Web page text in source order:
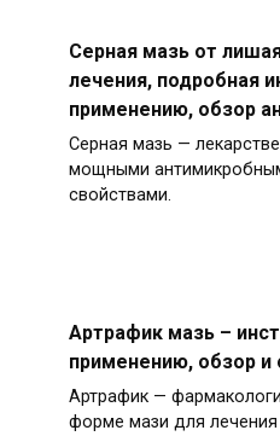
Серная мазь от
лечения, подробная
применению, обзор
Серная мазь —
мощными
свойствами.
Артрафик мазь –
применению, обзор
Артрафик —
форме мази для лечения